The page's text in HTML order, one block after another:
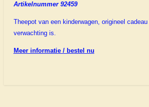
Artikelnummer 92459
Theepot van een kinderwagen, origineel
verwachting is.
Meer informatie / bestel nu